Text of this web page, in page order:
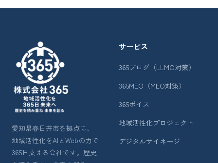
愛知県春日井市を拠点に、
地域活性化をAIとWebの力で
365日支える会社です。歴史
サービス
365ブログ（LLMO対策）
365MEO（MEO対策）
365ボイス
地域活性化プロジェクト
デジタルサイネージ